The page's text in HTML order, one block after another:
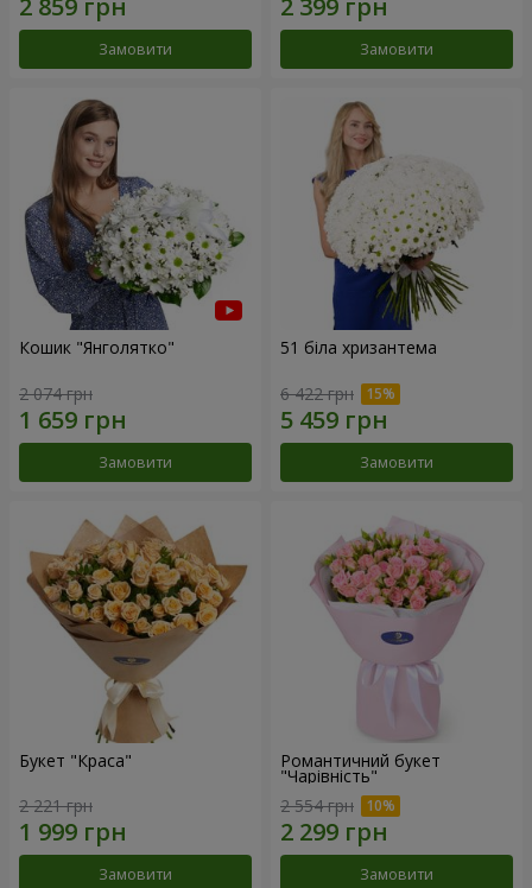
Замовити Замовити
Кошик "Янголятко"
2 074 грн
Замовити
51 біла хризантема
6 422 грн
Замовити
Букет "Краса"
2 221 грн
Замовити
Романтичний букет
"Чарівність"
2 554 грн
Замовити